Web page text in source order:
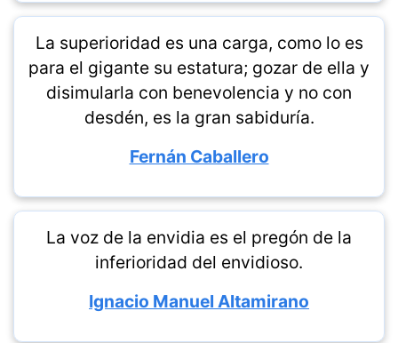
La superioridad es una carga, como lo es
para el gigante su estatura; gozar de ella y
disimularla con benevolencia y no con
desdén, es la gran sabiduría.
Fernán Caballero
La voz de la envidia es el pregón de la
inferioridad del envidioso.
Ignacio Manuel Altamirano